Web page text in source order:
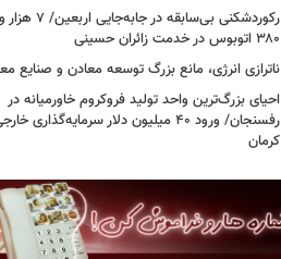
رکوردشکنی بی‌سابقه در جابه‌جایی اربعین/ ۷ هزار و
۳۸۰ اتوبوس در خدمت زائران حسینی
ناترازی انرژی، مانع بزرگ توسعه معادن و صنایع
احیای بزرگ‌ترین واحد تولید فروکروم خاورمیانه در
رفسنجان/ ورود ۴۰ میلیون دلار سرمایه‌گذاری
کرمان